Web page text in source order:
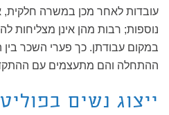
עובדות לאחר מכן במשרה
נוספות; רבות מהן אינן מצליחות
במקום עבודתן. כך פערי השכר בין
ההתחלה והם מתעצמים עם
ייצוג נשים